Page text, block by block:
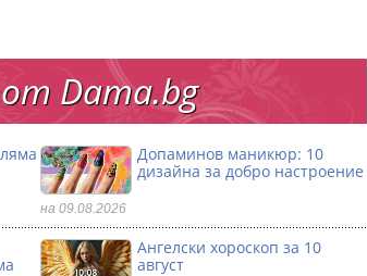
Dama.bg
Допаминов маникюр: 10
дизайна за добро настроение
на 09.08.2026
Ангелски хороскоп за 10
август